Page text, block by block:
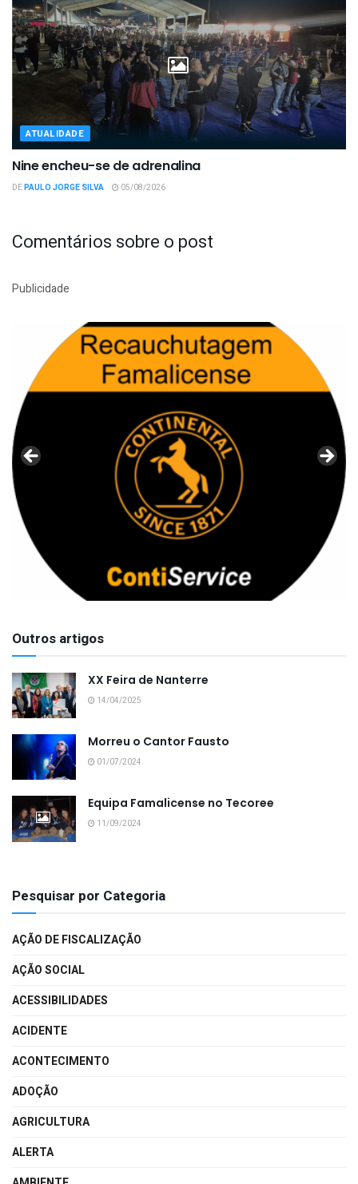
ATUALIDADE
Nine encheu-se de adrenalina
DEPAULO JORGE SILVA 05/08/2026
Comentários sobre o post
Publicidade
Outros artigos
XX Feira de Nanterre
14/04/2025
Morreu o Cantor Fausto
01/07/2024
Equipa Famalicense no Tecoree
11/09/2024
Pesquisar por Categoria
AÇÃO DE FISCALIZAÇÃO
AÇÃO SOCIAL
ACESSIBILIDADES
ACIDENTE
ACONTECIMENTO
ADOÇÃO
AGRICULTURA
ALERTA